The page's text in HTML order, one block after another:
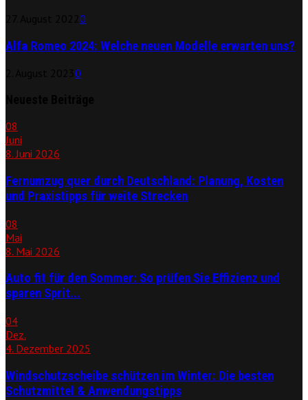
0
Alfa Romeo 2024: Welche neuen Modelle erwarten uns?
0
08
Juni
8. Juni 2026
Fernumzug quer durch Deutschland: Planung, Kosten
und Praxistipps für weite Strecken
08
Mai
8. Mai 2026
Auto fit für den Sommer: So prüfen Sie Effizienz und
sparen Sprit...
04
Dez.
4. Dezember 2025
Windschutzscheibe schützen im Winter: Die besten
Schutzmittel & Anwendungstipps